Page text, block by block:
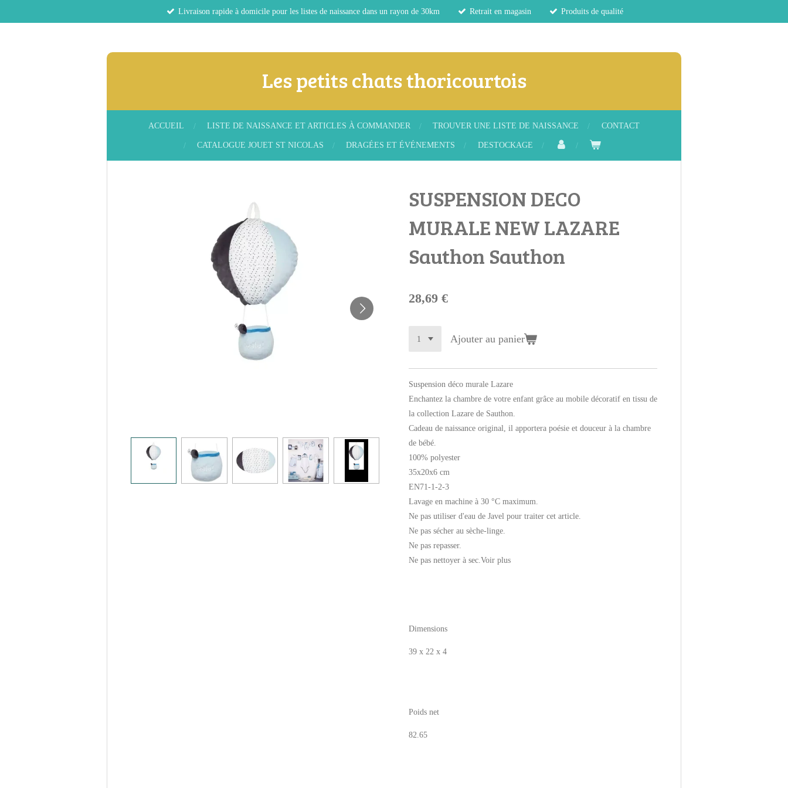
Livraison rapide à domicile pour les listes de naissance dans un rayon de 30km Retrait en magasin Produits de qualité
Les petits chats thoricourtois
ACCUEIL LISTE DE NAISSANCE ET ARTICLES À COMMANDER TROUVER UNE LISTE DE NAISSANCE CONTACT
CATALOGUE JOUET ST NICOLAS DRAGÉES ET ÉVÉNEMENTS DESTOCKAGE
SUSPENSION DECO
MURALE NEW LAZARE
Sauthon Sauthon
28,69 €
Ajouter au panier
Suspension déco murale Lazare
Enchantez la chambre de votre enfant grâce au mobile décoratif en tissu de
la collection Lazare de Sauthon.
Cadeau de naissance original, il apportera poésie et douceur à la chambre
de bébé.
100% polyester
35x20x6 cm
EN71-1-2-3
Lavage en machine à 30 °C maximum.
Ne pas utiliser d'eau de Javel pour traiter cet article.
Ne pas sécher au sèche-linge.
Ne pas repasser.
Ne pas nettoyer à sec. Voir plus
Dimensions
39 x 22 x 4
Poids net
82.65